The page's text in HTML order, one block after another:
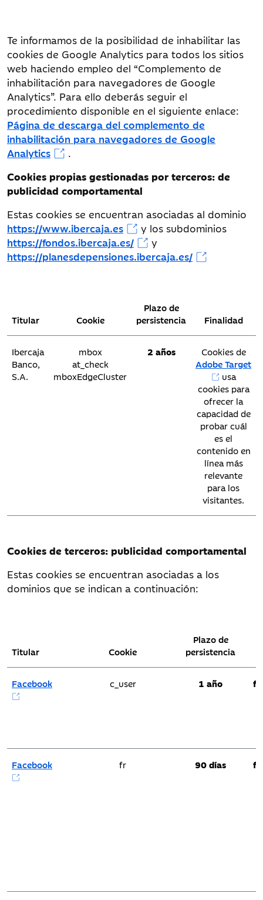
Ibercaja
Banco,
S.A.
s_ecid
AMCV_###@AdobeOrg
s_cc
s_fid
2 años
Te informamos de la posibilidad de inhabilitar las
cookies de Google Analytics para todos los sitios
web haciendo empleo del “Complemento de
inhabilitación para navegadores de Google
Analytics”. Para ello deberás seguir el
procedimiento disponible en el siguiente enlace:
Página de descarga del complemento de
inhabilitación para navegadores de Google
Analytics
.
Cookies propias gestionadas por terceros: de
publicidad comportamental
Estas cookies se encuentran asociadas al dominio
https://www.ibercaja.es
y los subdominios
https://fondos.ibercaja.es/
y
https://planesdepensiones.ibercaja.es/
Titular Cookie
Plazo de
persistencia
Finalidad
Ibercaja
Banco,
S.A.
mbox
at_check
mboxEdgeCluster
2 años
Cookies de
Adobe Target
usa
cookies para
ofrecer la
capacidad de
probar cuál
es el
contenido en
línea más
relevante
para los
visitantes.
Cookies de terceros: publicidad comportamental
Estas cookies se encuentran asociadas a los
dominios que se indican a continuación:
Titular Cookie
Plazo de
persistencia
Facebook c_user 1 año
Facebook fr 90 días